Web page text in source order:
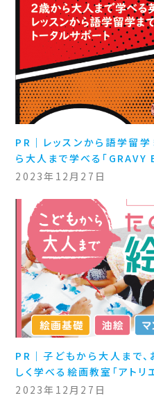
PR｜レッスンから語学留学
ら大人まで学べる「
2023年12月27日
PR｜子どもから大人まで
しく学べる絵画教室「アトリ
2023年12月27日